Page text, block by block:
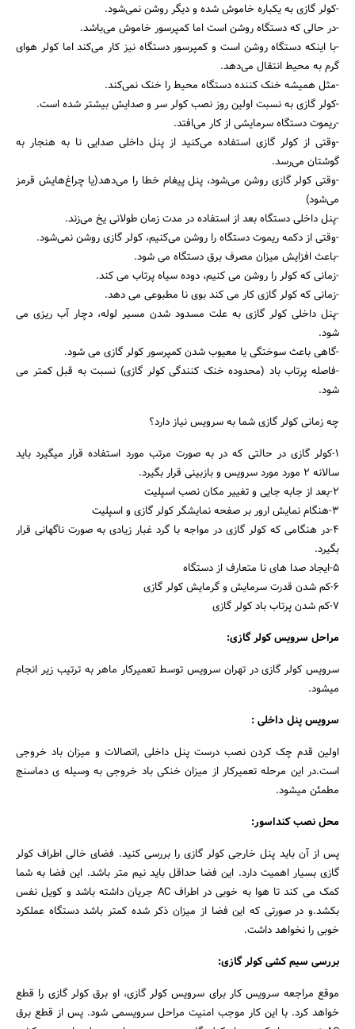
جستجو
-کولر گازی به یکباره خاموش شده و دیگر روشن نمی‌شود.
-در حالی که دستگاه روشن است اما کمپرسور خاموش می‌باشد.
-با اینکه دستگاه روشن است و کمپرسور دستگاه نیز کار می‌کند اما کولر هوای
گرم به محیط انتقال می‌دهد.
-مثل همیشه خنک کننده دستگاه محیط را خنک نمی‌کند.
-کولر گازی به نسبت اولین روز نصب کولر سر و صدایش بیشتر شده است.
-ریموت دستگاه سرمایشی از کار می‌افتد.
-وقتی از کولر گازی استفاده می‌کنید از پنل داخلی صدایی نا به هنجار به
گوشتان می‌رسد.
-وقتی کولر گازی روشن می‌شود، پنل پیغام خطا را می‌دهد(یا چراغ‌هایش قرمز
می‌شود)
-پنل داخلی دستگاه بعد از استفاده در مدت زمان طولانی یخ می‌زند.
-وقتی از دکمه ریموت دستگاه را روشن می‌کنیم، کولر گازی روشن نمی‌شود.
-باعث افزایش میزان مصرف برق دستگاه می شود.
-زمانی که کولر را روشن می کنیم، دوده سیاه پرتاب می کند.
-زمانی که کولر گازی کار می کند بوی نا مطبوعی می دهد.
-پنل داخلی کولر گازی به علت مسدود شدن مسیر لوله، دچار آب ریزی می
شود.
-گاهی باعث سوختگی یا معیوب شدن کمپرسور کولر گازی می شود.
-فاصله پرتاب باد (محدوده خنک‌ کنندگی کولر گازی) نسبت به قبل کمتر می
شود.
چه زمانی کولر گازی شما به سرویس نیاز دارد؟
1-کولر گازی در حالتی که در به صورت مرتب مورد استفاده قرار میگیرد باید
سالانه 2 مورد مورد سرویس و بازبینی قرار بگیرد.
2-بعد از جابه جایی و تغییر مکان نصب اسپلیت
3-هنگام نمایش ارور بر صفحه نمایشگر کولر گازی و اسپلیت
4-در هنگامی که کولر گازی در مواجه با گرد غبار زیادی به صورت ناگهانی قرار
بگیرد.
5-ایجاد صدا های نا متعارف از دستگاه
6-کم شدن قدرت سرمایش و گرمایش کولر گازی
7-کم شدن پرتاب باد کولر گازی
مراحل سرویس کولر گازی:
سرویس کولر گازی در تهران سرویس توسط تعمیرکار ماهر به ترتیب زیر انجام
میشود.
سرویس پنل داخلی :
اولین قدم چک کردن نصب درست پنل داخلی ,اتصالات و میزان باد خروجی
است.در این مرحله تعمیرکار از میزان خنکی باد خروجی به وسیله ی دماسنج
مطمئن میشود.
محل نصب کنداسور:
پس از آن باید پنل خارجی کولر گازی را بررسی کنید. فضای خالی اطراف کولر
گازی بسیار اهمیت دارد. این فضا حداقل باید نیم متر باشد. این فضا به شما
کمک می کند تا هوا به خوبی در اطراف AC جریان داشته باشد و کویل نفس
بکشد.و در صورتی که این فضا از میزان ذکر شده کمتر باشد دستگاه عملکرد
خوبی را نخواهد داشت.
بررسی سیم کشی کولر گازی:
موقع مراجعه سرویس کار برای سرویس کولر گازی، او برق کولر گازی را قطع
خواهد کرد. با این کار موجب امنیت مراحل سرویسمی شود. پس از قطع برق